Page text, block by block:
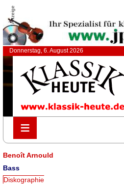
Anzeige
Donnerstag, 6. August 2026
≡
≡
Benoît Arnould
Bass
Diskographie